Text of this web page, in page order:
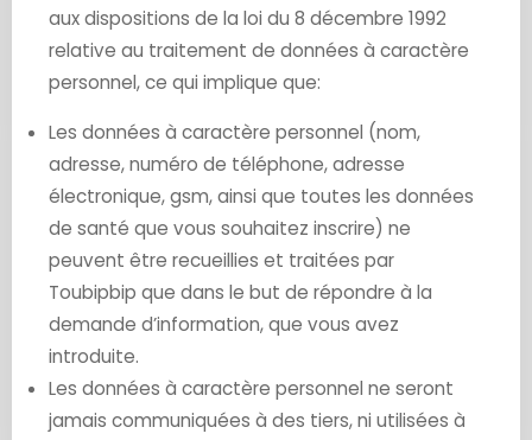
aux dispositions de la loi du 8 décembre 1992
relative au traitement de données à caractère
personnel, ce qui implique que:
Les données à caractère personnel (nom,
adresse, numéro de téléphone, adresse
électronique, gsm, ainsi que toutes les données
de santé que vous souhaitez inscrire) ne
peuvent être recueillies et traitées par
Toubipbip que dans le but de répondre à la
demande d’information, que vous avez
introduite.
Les données à caractère personnel ne seront
jamais communiquées à des tiers, ni utilisées à